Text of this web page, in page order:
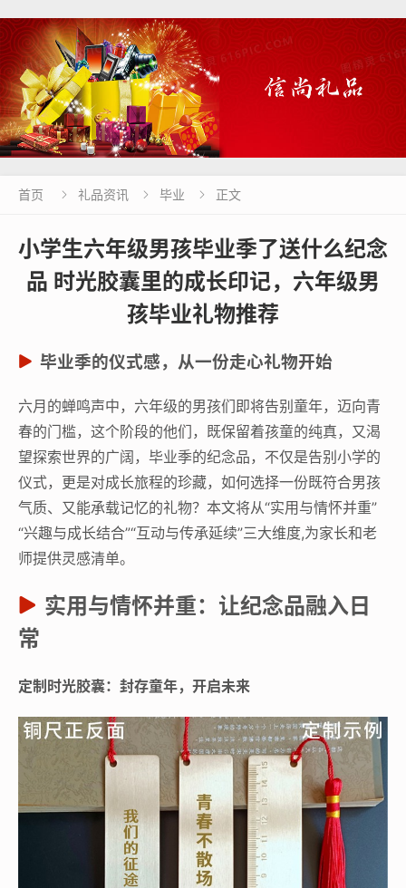
首页  礼品资讯  毕业  正文
小学生六年级男孩毕业季了送什么纪念
品 时光胶囊里的成长印记，六年级男
孩毕业礼物推荐
毕业季的仪式感，从一份走心礼物开始
六月的蝉鸣声中，六年级的男孩们即将告别童年，迈向青
春的门槛，这个阶段的他们，既保留着孩童的纯真，又渴
望探索世界的广阔，毕业季的纪念品，不仅是告别小学的
仪式，更是对成长旅程的珍藏，如何选择一份既符合男孩
气质、又能承载记忆的礼物？本文将从“实用与情怀并重”
“兴趣与成长结合”“互动与传承延续”三大维度,为家长和老
师提供灵感清单。
实用与情怀并重：让纪念品融入日
常
定制时光胶囊：封存童年，开启未来